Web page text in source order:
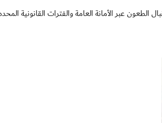
عبر الأمانة العامة والفترات القانونية